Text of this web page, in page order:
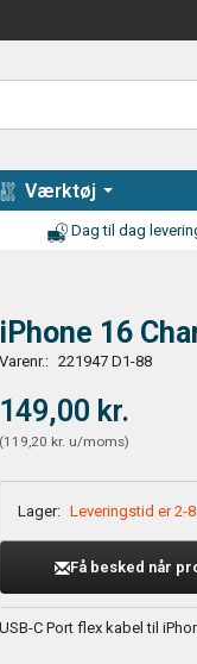
Værktøj
Dag til dag
iPhone 16
Varenr.: 221947 D1-88
149,00 kr.
(119,20 kr. u/moms)
Lager: Leveringstid er 2-
Få besked når
USB-C Port flex kabel til